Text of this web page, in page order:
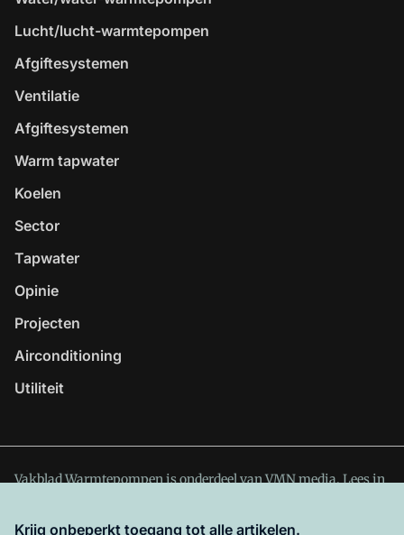
Lucht/lucht-warmtepompen
Afgiftesystemen
Ventilatie
Afgiftesystemen
Warm tapwater
Koelen
Sector
Tapwater
Opinie
Projecten
Airconditioning
Utiliteit
Vakblad Warmtepompen is onderdeel van VMN media. Lees in
deze site zijn de volgende regelingen van toepassing:
Krijg onbeperkt toegang tot alle artikelen.